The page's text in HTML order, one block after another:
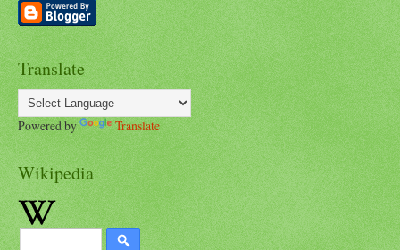
Translate
Powered by Translate
Wikipedia